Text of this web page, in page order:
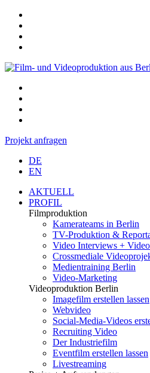
Projekt anfragen
DE
EN
AKTUELL
PROFIL
Filmproduktion
Kamerateams in Berlin
TV-Produktion &
Video Interviews +
Crossmediale
Medientraining Berlin
Video-Marketing
Videoproduktion Berlin
Imagefilm erstellen lassen
Webvideo
Social-Media-Videos
Recruiting Video
Der Industriefilm
Eventfilm erstellen lassen
Livestreaming